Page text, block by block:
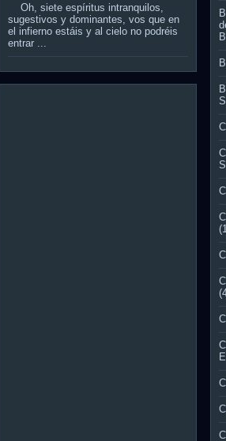
Oh, siete espíritus intranquilos,
sugestivos y dominantes, vos que en
el infierno estáis y al cielo no podréis
entrar ...